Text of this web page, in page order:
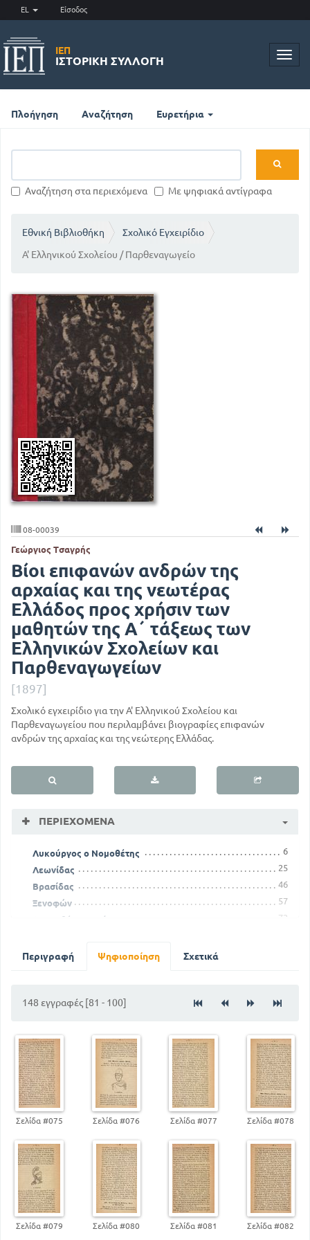
EL Είσοδος
ΙΕΠ
ΙΣΤΟΡΙΚΉ ΣΥΛΛΟΓΉ
Πλοήγηση Αναζήτηση Ευρετήρια
Αναζήτηση στα περιεχόμενα Με ψηφιακά αντίγραφα
Εθνική Βιβλιοθήκη
Σχολικό Εγχειρίδιο
Α' Ελληνικού Σχολείου / Παρθεναγωγείο
08-00039
Γεώργιος Τσαγρής
Βίοι επιφανών ανδρών της
αρχαίας και της νεωτέρας
Ελλάδος προς χρήσιν των
μαθητών της Α΄ τάξεως των
Ελληνικών Σχολείων και
Παρθεναγωγείων
[1897]
Σχολικό εγχειρίδιο για την Α' Ελληνικού Σχολείου και
Παρθεναγωγείου που περιλαμβάνει βιογραφίες επιφανών
ανδρών της αρχαίας και της νεώτερης Ελλάδας.
ΠΕΡΙΕΧΌΜΕΝΑ
Λυκούργος ο Νομοθέτης
6
Λεωνίδας
25
Βρασίδας
46
Ξενοφών
57
Δημοσθένης ο ρήτωρ
72
Θεόδωρος Κολοκοτρώνης
Περιγραφή Ψηφιοποίηση Σχετικά
148 εγγραφές [81 - 100]
Σελίδα #075 Σελίδα #076 Σελίδα #077 Σελίδα #078
Σελίδα #079 Σελίδα #080 Σελίδα #081 Σελίδα #082